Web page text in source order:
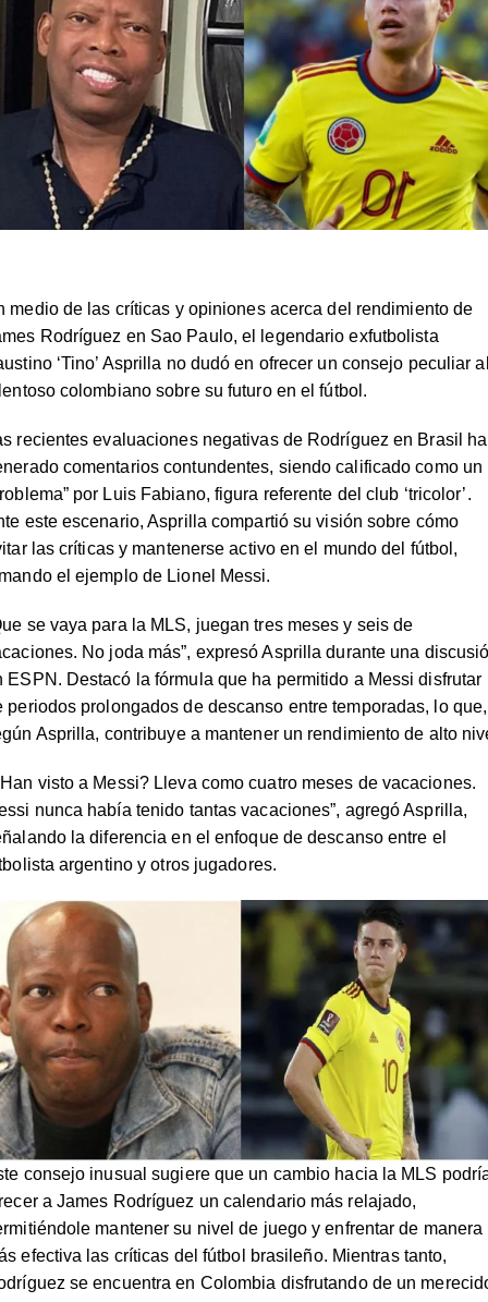
medio de las críticas y opiniones acerca del rendimiento de
Rodríguez en Sao Paulo, el legendario exfutbolista
‘Tino’ Asprilla no dudó en ofrecer un consejo peculiar
colombiano sobre su futuro en el fútbol.
recientes evaluaciones negativas de Rodríguez en Brasil
comentarios contundentes, siendo calificado como un
por Luis Fabiano, figura referente del club ‘tricolor’.
este escenario, Asprilla compartió su visión sobre cómo
las críticas y mantenerse activo en el mundo del fútbol,
el ejemplo de Lionel Messi.
se vaya para la MLS, juegan tres meses y seis de
No joda más”, expresó Asprilla durante una
ESPN. Destacó la fórmula que ha permitido a Messi disfrutar
periodos prolongados de descanso entre temporadas, lo que,
Asprilla, contribuye a mantener un rendimiento de alto
visto a Messi? Lleva como cuatro meses de vacaciones.
nunca había tenido tantas vacaciones”, agregó Asprilla,
la diferencia en el enfoque de descanso entre el
argentino y otros jugadores.
consejo inusual sugiere que un cambio hacia la MLS
a James Rodríguez un calendario más relajado,
mantener su nivel de juego y enfrentar de manera
efectiva las críticas del fútbol brasileño. Mientras tanto,
se encuentra en Colombia disfrutando de un